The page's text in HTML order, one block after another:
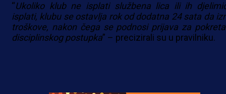
“Ukoliko klub ne isplati službena lica ili ih
isplati, klubu se ostavlja rok od dodatna 24 sata da
troškove, nakon čega se podnosi prijava za
disciplinskog postupka” – precizirali su u pravilniku.